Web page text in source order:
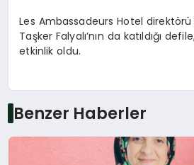
Les Ambassadeurs Hotel direktörü
Taşker Falyalı’nın da katıldığı
etkinlik oldu.
Benzer Haberler